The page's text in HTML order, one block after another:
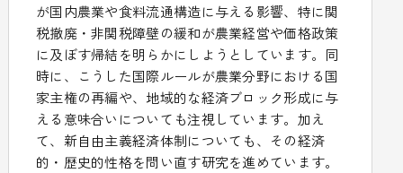
が国内農業や食料流通構造に与える影響、特に関
税撤廃・非関税障壁の緩和が農業経営や価格政策
に及ぼす帰結を明らかにしようとしています。同
時に、こうした国際ルールが農業分野における国
家主権の再編や、地域的な経済ブロック形成に与
える意味合いについても注視しています。加え
て、新自由主義経済体制についても、その経済
的・歴史的性格を問い直す研究を進めています。